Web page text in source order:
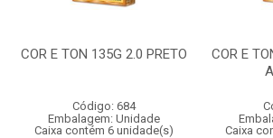
COR E TON 135G 2.0 PRETO
Código: 684
Embalagem: Unidade
Caixa contém 6 unidade(s)
COR E
Caixa